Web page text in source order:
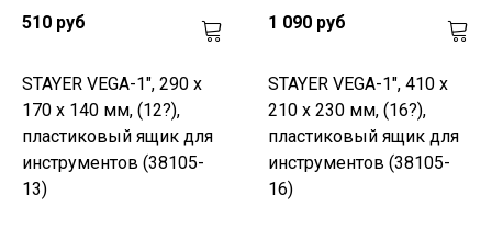
510 руб
STAYER VEGA-1", 290 x
170 x 140 мм, (12?),
пластиковый ящик для
инструментов (38105-
13)
1 090 руб
STAYER VEGA-1", 410 x
210 x 230 мм, (16?),
пластиковый ящик для
инструментов (38105-
16)